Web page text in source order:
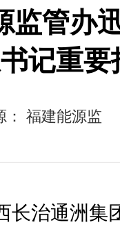
管办
记重要
： 福建能源监
长治通洲集